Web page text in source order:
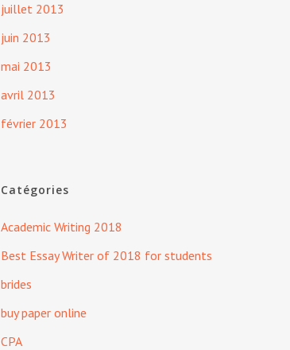
juillet 2013
juin 2013
mai 2013
avril 2013
février 2013
Catégories
Academic Writing 2018
Best Essay Writer of 2018 for students
brides
buy paper online
CPA